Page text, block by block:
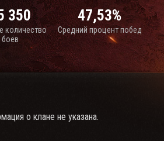
350
количество
боёв
47,53%
Средний процент побед
о клане не указана.